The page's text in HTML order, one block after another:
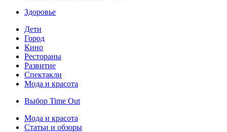
Здоровье
Дети
Город
Кино
Рестораны
Развитие
Спектакли
Мода и красота
Выбор Time Out
Мода и красота
Статьи и обзоры